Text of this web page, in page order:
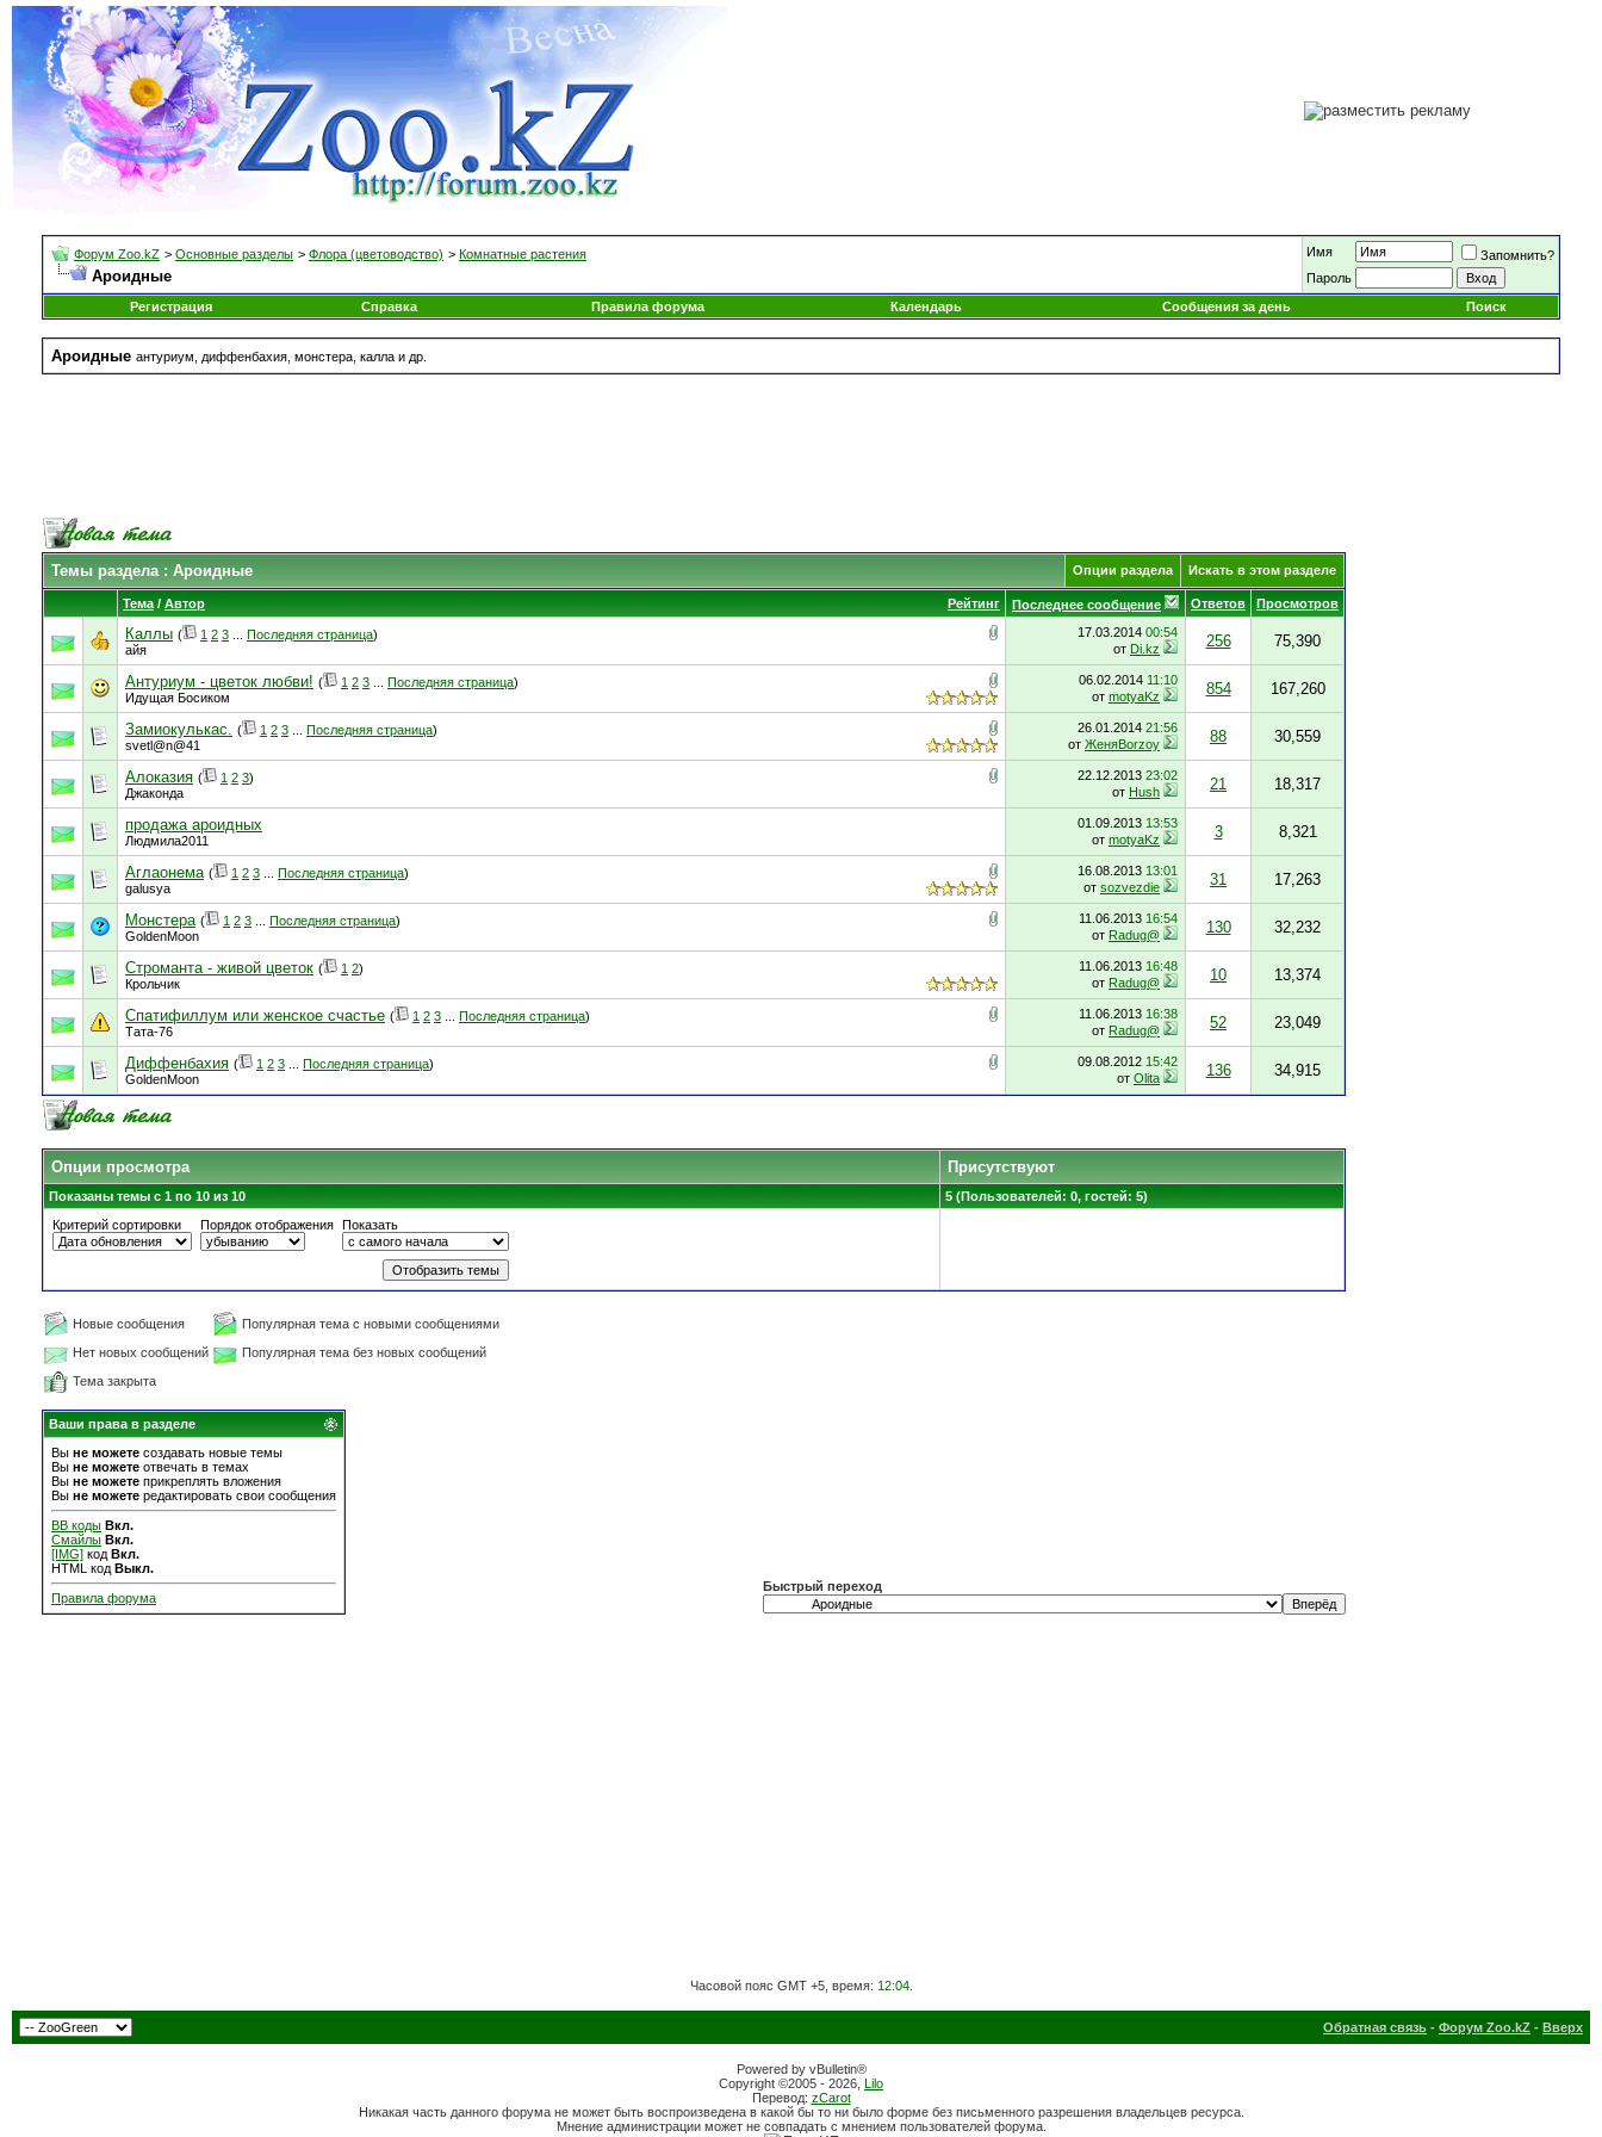
Форум Zoo.kZ > Основные разделы > Флора (цветоводство) > Комнатные растения
Ароидные
Имя
Запомнить?
Пароль
Регистрация
Справка Правила форума Календарь Сообщения за день Поиск
Ароидные антуриум, диффенбахия, монстера, калла и др.
Темы раздела: Ароидные Опции раздела Искать в этом разделе
Рейтинг
Тема / Автор Последнее сообщение Ответов Просмотров
Каллы ( 1 2 3 Последняя страница)
айя
17.03.2014 00:54
от Di.kz 256 75,390
Антуриум - цветок любви! ( 1 2 3 Последняя страница)
Идущая Босиком
06.02.2014 11:10
от motyaKz 854 167,260
Замиокулькас. ( 1 2 3 Последняя страница)
svetl@n@41
26.01.2014 21:56
от ЖеняBorzoy 88 30,559
Алоказия ( 1 2 3)
Джаконда
22.12.2013 23:02
от Hush 21 18,317
продажа ароидных
Людмила2011
01.09.2013 13:53
от motyaKz 3 8,321
Аглаонема ( 1 2 3 Последняя страница)
galusya
16.08.2013 13:01
от sozvezdie 31 17,263
Монстера ( 1 2 3 Последняя страница)
GoldenMoon
11.06.2013 16:54
от Radug@ 130 32,232
Строманта - живой цветок ( 1 2)
Крольчик
11.06.2013 16:48
от Radug@ 10 13,374
Спатифиллум или женское счастье ( 1 2 3 Последняя страница)
Тата-76
11.06.2013 16:38
от Radug@ 52 23,049
Диффенбахия ( 1 2 3 Последняя страница)
GoldenMoon
09.08.2012 15:42
от Olita 136 34,915
Опции просмотра Присутствуют
Показаны темы с 1 по 10 из 10
5 (Пользователей: 0, гостей: 5)
Критерий сортировки
Порядок отображения Показать
Новые сообщения
Популярная тема с новыми сообщениями
Нет новых сообщений
Популярная тема без новых сообщений
Тема закрыта
Ваши права в разделе
Вы не можете создавать новые темы
Вы не можете отвечать в темах
Вы не можете прикреплять вложения
Вы не можете редактировать свои сообщения
BB коды Вкл.
Смайлы Вкл.
[IMG] код Вкл.
HTML код Выкл.
Правила форума
Быстрый переход
Часовой пояс GMT +5, время: 12:04.
Обратная связь - Форум Zoo.kZ - Вверх
Powered by vBulletin®
Copyright ©2005 - 2026, Lilo
Перевод: zCarot
Никакая часть данного форума не может быть воспроизведена в какой бы то ни было форме без письменного разрешения владельцев ресурса.
Мнение администрации может не совпадать с мнением пользователей форума.